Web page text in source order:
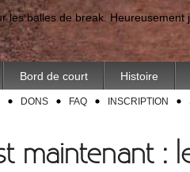
les balles de break.
Bord de court Histoire
DONS FAQ INSCRIPTION
maintenant :